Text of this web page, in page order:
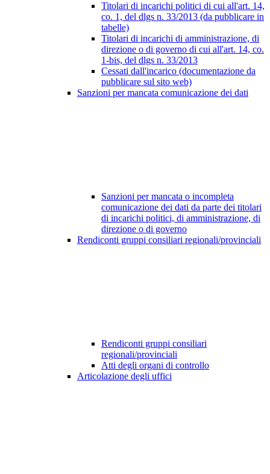
Titolari di incarichi politici di cui all'art. 14,
co. 1, del dlgs n. 33/2013 (da pubblicare in
tabelle)
Titolari di incarichi di amministrazione, di
direzione o di governo di cui all'art. 14, co.
1-bis, del dlgs n. 33/2013
Cessati dall'incarico (documentazione da
pubblicare sul sito web)
Sanzioni per mancata comunicazione dei dati
Sanzioni per mancata o incompleta
comunicazione dei dati da parte dei titolari
di incarichi politici, di amministrazione, di
direzione o di governo
Rendiconti gruppi consiliari regionali/provinciali
Rendiconti gruppi consiliari
regionali/provinciali
Atti degli organi di controllo
Articolazione degli uffici